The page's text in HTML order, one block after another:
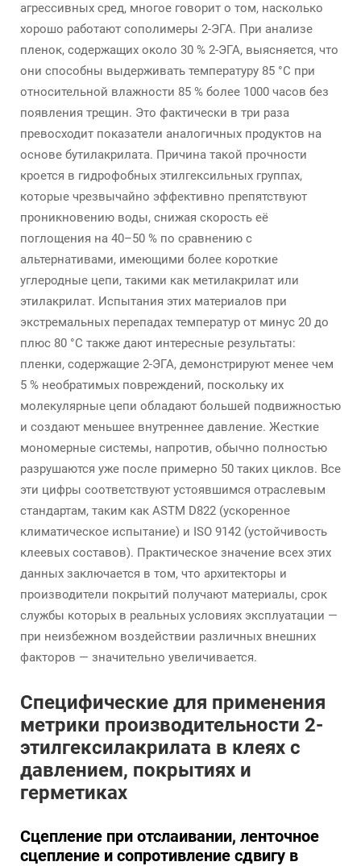
агрессивных сред, многое говорит о том, насколько
хорошо работают сополимеры 2-ЭГА. При анализе
пленок, содержащих около 30 % 2-ЭГА, выясняется, что
они способны выдерживать температуру 85 °C при
относительной влажности 85 % более 1000 часов без
появления трещин. Это фактически в три раза
превосходит показатели аналогичных продуктов на
основе бутилакрилата. Причина такой прочности
кроется в гидрофобных этилгексильных группах,
которые чрезвычайно эффективно препятствуют
проникновению воды, снижая скорость её
поглощения на 40–50 % по сравнению с
альтернативами, имеющими более короткие
углеродные цепи, такими как метилакрилат или
этилакрилат. Испытания этих материалов при
экстремальных перепадах температур от минус 20 до
плюс 80 °C также дают интересные результаты:
пленки, содержащие 2-ЭГА, демонстрируют менее чем
5 % необратимых повреждений, поскольку их
молекулярные цепи обладают большей подвижностью
и создают меньшее внутреннее давление. Жесткие
мономерные системы, напротив, обычно полностью
разрушаются уже после примерно 50 таких циклов. Все
эти цифры соответствуют устоявшимся отраслевым
стандартам, таким как ASTM D822 (ускоренное
климатическое испытание) и ISO 9142 (устойчивость
клеевых составов). Практическое значение всех этих
данных заключается в том, что архитекторы и
производители покрытий получают материалы, срок
службы которых в реальных условиях эксплуатации —
при неизбежном воздействии различных внешних
факторов — значительно увеличивается.
Специфические для применения
метрики производительности 2-
этилгексилакрилата в клеях с
давлением, покрытиях и
герметиках
Сцепление при отслаивании, ленточное
сцепление и сопротивление сдвигу в